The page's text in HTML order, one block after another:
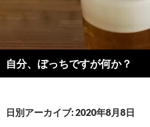
ン
ツ
へ
ッ
自分、ぼっちですが何か？
検
索
日別アーカイブ: 2020年8月8日